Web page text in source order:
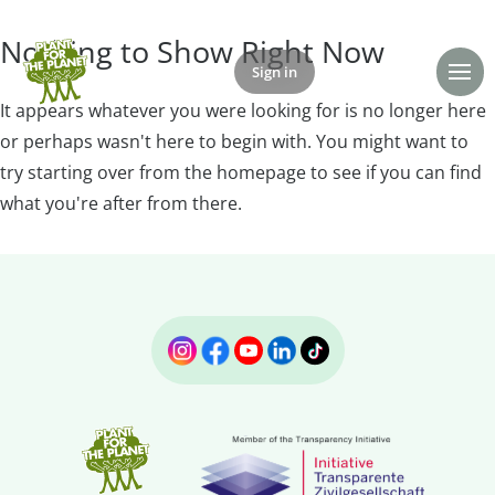
Sign in
Nothing to Show Right Now
It appears whatever you were looking for is no longer here
or perhaps wasn't here to begin with. You might want to
try starting over from the homepage to see if you can find
what you're after from there.